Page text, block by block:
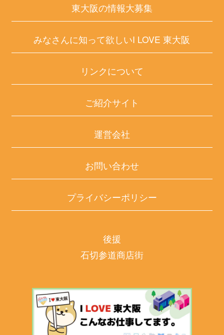
東大阪の情報大募集
みなさんに知って欲しいI LOVE 東大阪
リンクについて
ご紹介サイト
運営会社
お問い合わせ
プライバシーポリシー
後援
石切参道商店街